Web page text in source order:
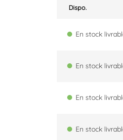
Dispo.
En stock
En stock
En stock
En stock